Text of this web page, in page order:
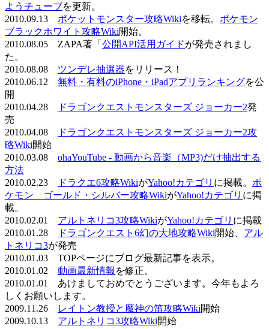
ようチューブを更新。
2010.09.13 ポケットモンスター攻略Wikiを移転。 ポケモン
ブラックホワイト攻略Wiki開始。
2010.08.05 ZAPA著「 公開API活用ガイドが発売されまし
た。
2010.08.08 ツンデレ抽選器をリリース！
2010.06.12 無料・有料のiPhone・iPadアプリランキングを公
開
2010.04.28
ドラゴンクエストモンスターズ ジョーカー2発
売
2010.04.08
ドラゴンクエストモンスターズ ジョーカー2攻
略Wiki開始
2010.03.08 ohaYouTube - 動画から音楽（MP3)だけ抽出する
方法
2010.02.23
ドラクエ6攻略WikiがYahoo!カテゴリ に掲載。 ポ
ケモン ゴールド・シルバー攻略WikiがYahoo!カテゴリ に掲
載。
2010.02.01 アルトネリコ3攻略WikiがYahoo!カテゴリ に掲載
2010.01.28
ドラゴンクエスト6幻の大地攻略Wiki開始、 アル
トネリコ3が発売
2010.01.03 TOPページにブログ最新記事を表示。
2010.01.02 動画最新情報 を修正。
2010.01.01 あけましておめでとうございます。今年もよろ
しくお願いします。
2009.11.26
レイトン教授と魔神の笛攻略Wiki開始
2009.10.13 アルトネリコ3攻略Wiki開始